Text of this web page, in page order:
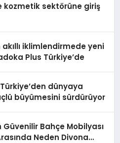
kozmetik sektörüne giriş
akıllı iklimlendirmede yeni
Plus Türkiye’de
dünyaya
büyümesini sürdürüyor
Güvenilir Bahçe Mobilyası
Neden Divona